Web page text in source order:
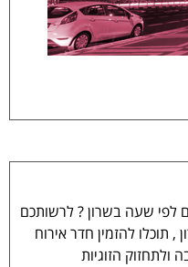
לפי שעה בשרון ? לרשותכם
תוכלו להזמין חדר אירוח
ולתחזוק הזוגיות